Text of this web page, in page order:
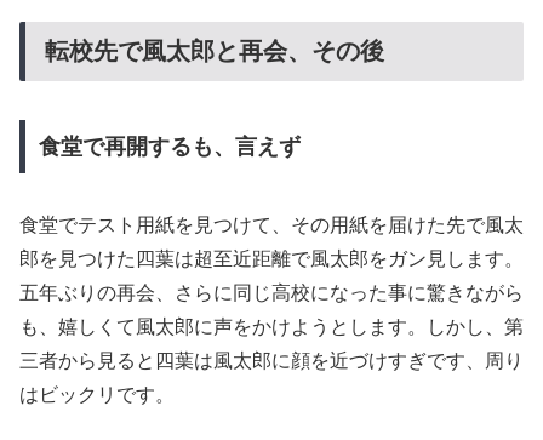
転校先で風太郎と再会、その後
食堂で再開するも、言えず
食堂でテスト用紙を見つけて、その用紙を届けた先で風太
郎を見つけた四葉は超至近距離で風太郎をガン見します。
五年ぶりの再会、さらに同じ高校になった事に驚きながら
も、嬉しくて風太郎に声をかけようとします。しかし、第
三者から見ると四葉は風太郎に顔を近づけすぎです、周り
はビックリです。